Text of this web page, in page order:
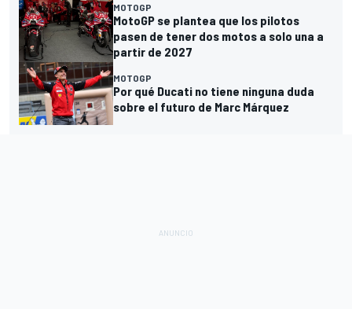
MOTOGP
MotoGP se plantea que los pilotos
pasen de tener dos motos a solo una a
partir de 2027
MOTOGP
Por qué Ducati no tiene ninguna duda
sobre el futuro de Marc Márquez